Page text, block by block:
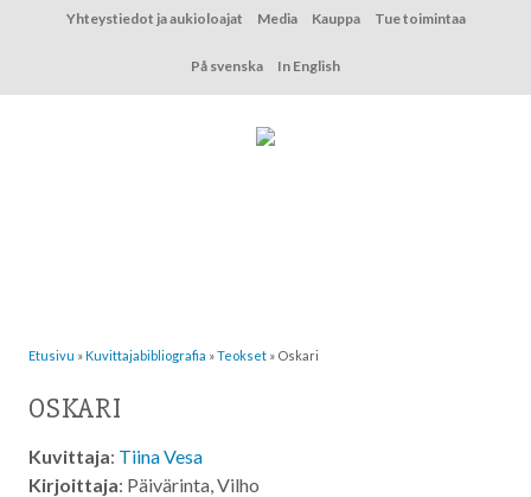
Yhteystiedot ja aukioloajat Media Kauppa Tue toimintaa
På svenska In English
Etusivu »Kuvittaja­bibliografia »Teokset » Oskari
OSKARI
Kuvittaja: Tiina Vesa
Kirjoittaja: Päivärinta, Vilho